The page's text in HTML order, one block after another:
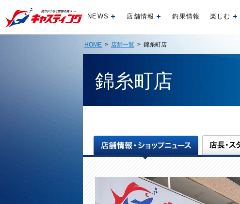
NEWS 開く店舗情報 開く釣果情報 楽しむ
HOME > 店舗一覧 > 錦糸町店
錦糸町店